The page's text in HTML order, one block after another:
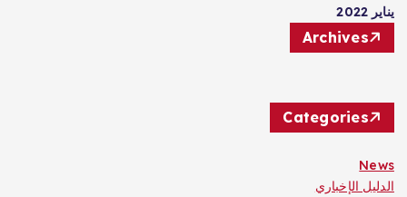
يناير 2022
Archives
Categories
News
الدليل الإخباري